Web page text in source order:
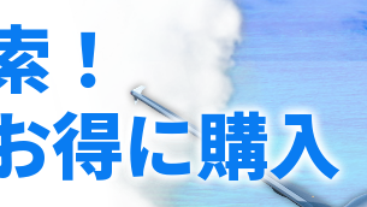
！
得に購入